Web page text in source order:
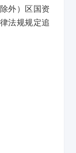
外）区国资
法规规定追